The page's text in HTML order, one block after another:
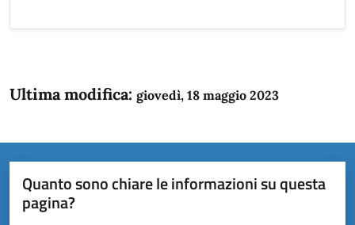
Ultima modifica: giovedì, 18 maggio 2023
Quanto sono chiare le informazioni su questa
pagina?